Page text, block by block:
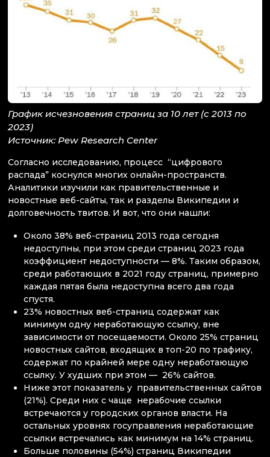
График исчезновения страниц за 10 лет (с 2013 по
2023)
Источник: Pew Research Center
Согласно исследованию, процесс “цифрового
распада” коснулся многих онлайн-пространств.
Аналитики изучили как правительственные и
новостные веб-сайты, так и разделы Википедии и
долговечность твитов. И вот, что они нашли:
Около 38% веб-страниц 2013 года сегодня
недоступны, при этом среди страниц 2023 года
коэффициент недоступности — 8%. Таким образом,
среди работающих в 2021 году страниц, примерно
каждая пятая была недоступна всего два года
спустя.
23% новостных веб-страниц содержат как
минимум одну неработающую ссылку, вне
зависимости от посещаемости. Около 25% страниц
новостных сайтов, входящих в топ-20 по трафику,
содержат по крайней мере одну неработающую
ссылку. У худших при этом — 26% сайтов.
Ниже этот показатель у правительственных сайтов
(21%). Среди них с чаще нерабочие ссылки
встречаются у городских органов власти. На
остальных уровнях госуправления неработающие
ссылки встречались как минимум на 14% страниц.
Больше половины (54%) страниц Википедии